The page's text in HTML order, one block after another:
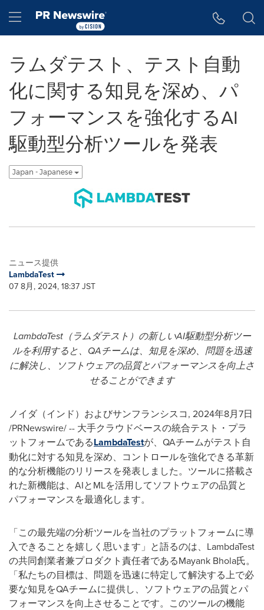
Hamburger menu
ラムダテスト、テスト自動
化に関する知見を深め、パ
フォーマンスを強化するAI
駆動型分析ツールを発表
Japan - Japanese
ニュース提供
LambdaTest
07 8月, 2024, 18:37 JST
LambdaTest（ラムダテスト）の新しいAI駆動型分析ツー
ルを利用すると、 QAチームは、知見を深め、問題を迅速
に解決し、ソフトウェアの品質とパフォーマンスを向上さ
せることができます
ノイダ（インド）およびサンフランシスコ, 2024年8月7日
/PRNewswire/ -- 大手クラウドベースの統合テスト・プラ
ットフォームであるLambdaTestが、QAチームがテスト自
動化に対する知見を深め、コントロールを強化できる革新
的な分析機能のリリースを発表しました。ツールに搭載さ
れた新機能は、AIとMLを活用してソフトウェアの品質と
パフォーマンスを最適化します。
「この最先端の分析ツールを当社のプラットフォームに導
入できることを嬉しく思います」と語るのは、LambdaTest
の共同創業者兼プロダクト責任者であるMayank Bhola氏。
「私たちの目標は、問題を迅速に特定して解決する上で必
要な知見をQAチームに提供し、ソフトウェアの品質とパ
フォーマンスを向上させることです。このツールの機能